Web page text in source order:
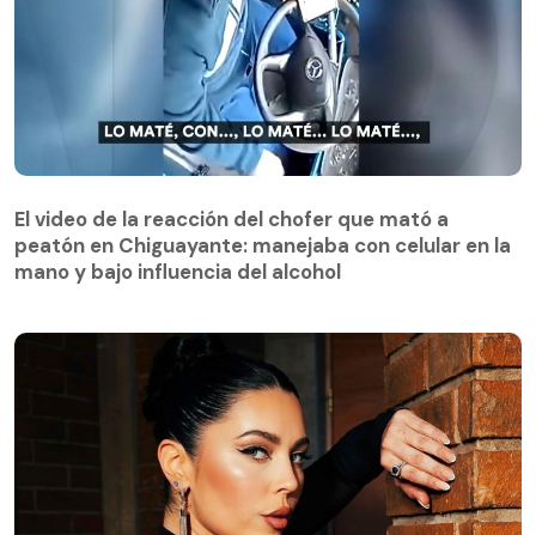
peatón en Chiguayante: manejaba con celular en la
mano y bajo influencia del alcohol
El video de la reacción del chofer que mató a
peatón en Chiguayante: manejaba con celular en la
mano y bajo influencia del alcohol